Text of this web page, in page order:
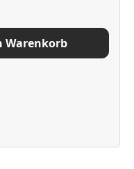
die Schaltflächen
Warenkorb